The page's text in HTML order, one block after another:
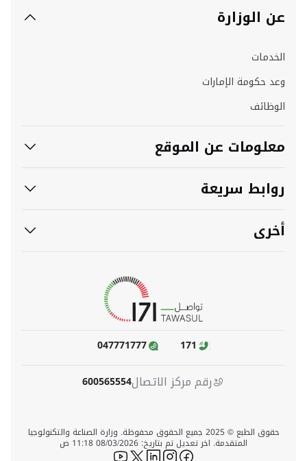
عن الوزارة
الخدمات
وعد حكومة الإمارات
الوظائف
معلومات عن الموقع
روابط سريعة
أخرى
171
047771777
رقم مركز الاتصال600565554
حقوق الطبع © 2025 جميع الحقوق محفوظة. وزارة الصناعة والتكنولوجيا
المتقدمة. اخر تعديل تم بتاريخ: 08/03/2026 11:18 ص
icon-facebook
icon-instagram
icon-linkedin
icon-twitter
icon-youtube